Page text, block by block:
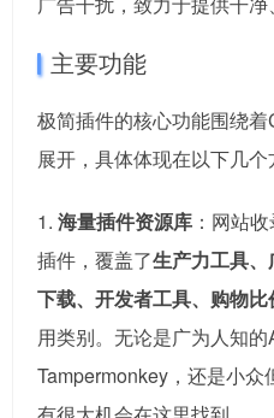
主要功能
极简插件的核心功能围绕
展开，具体体现在以下几个
1. 海量插件资源库 ：网站
插件，覆盖了生产力工具
下载、开发者工具、购物
用类别。无论是广为人知的
Tampermonkey，还是小